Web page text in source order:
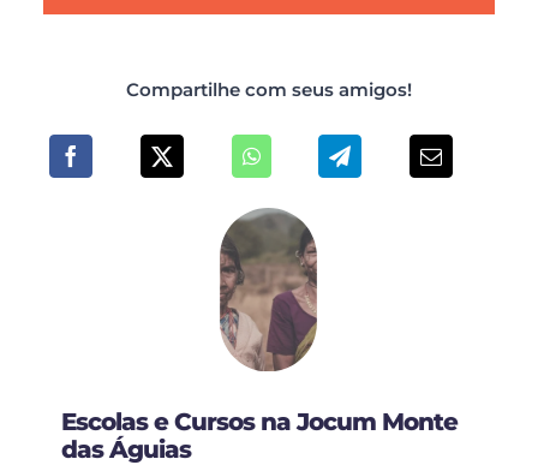
Compartilhe com seus amigos!
Escolas e Cursos na Jocum Monte
das Águias